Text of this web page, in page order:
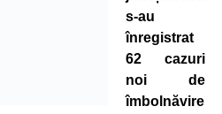
s-au
înregistrat
62 cazuri
noi de
îmbolnăvire